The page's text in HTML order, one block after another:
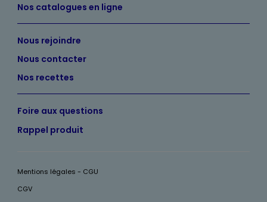
Nos catalogues en ligne
Nous rejoindre
Nous contacter
Nos recettes
Foire aux questions
Rappel produit
Mentions légales - CGU
CGV